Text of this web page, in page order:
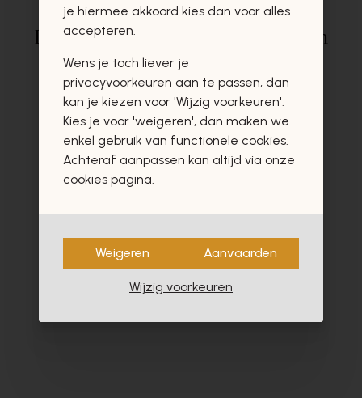
Deze producten zullen u zeker en
vast ook interesseren
je hiermee akkoord kies dan voor alles
accepteren.
Wens je toch liever je
privacyvoorkeuren aan te passen, dan
kan je kiezen voor 'Wijzig voorkeuren'.
Kies je voor 'weigeren', dan maken we
enkel gebruik van functionele cookies.
Achteraf aanpassen kan altijd via onze
cookies pagina.
Weigeren Aanvaarden
Wijzig voorkeuren